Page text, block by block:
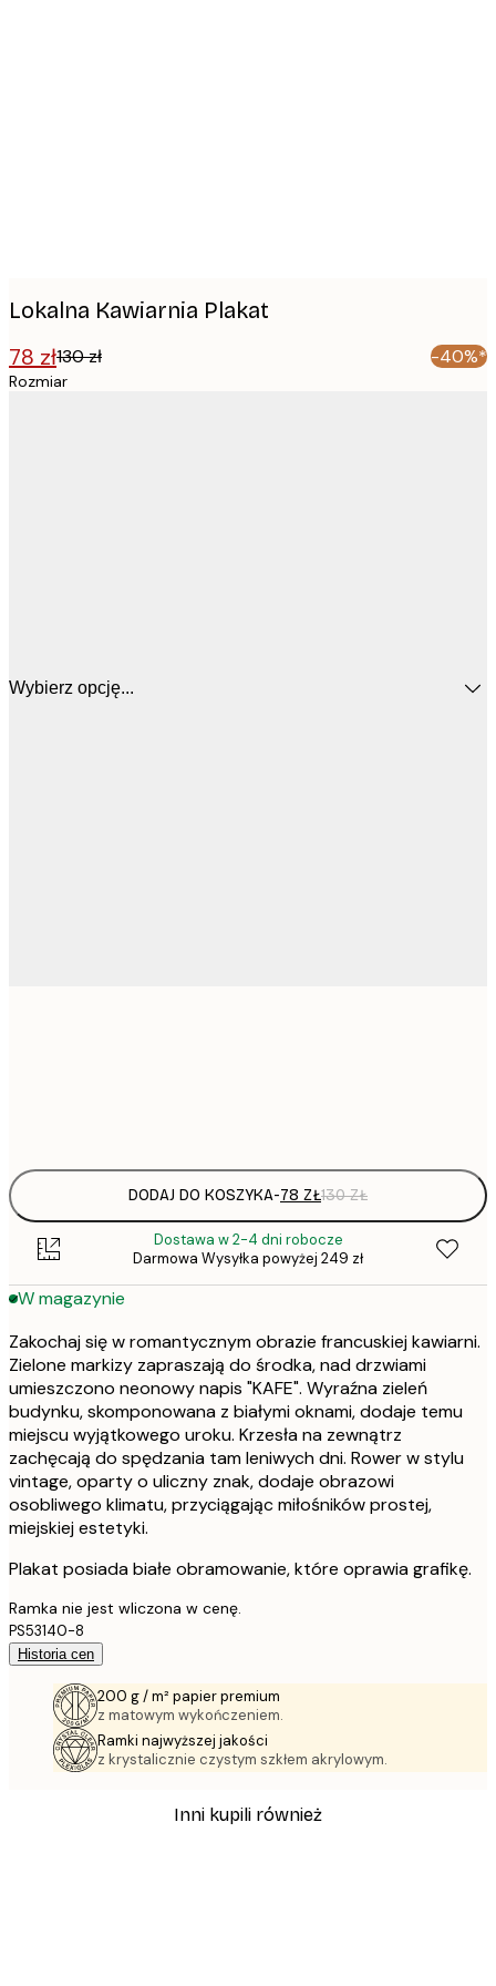
Lokalna Kawiarnia Plakat
78 zł130 zł -40%*
Rozmiar
Wybierz opcję...
DODAJ DO KOSZYKA-78 ZŁ130 ZŁ
Dostawa w 2-4 dni robocze
Darmowa Wysyłka powyżej 249 zł
W magazynie
Zakochaj się w romantycznym obrazie francuskiej kawiarni.
Zielone markizy zapraszają do środka, nad drzwiami
umieszczono neonowy napis "KAFE". Wyraźna zieleń
budynku, skomponowana z białymi oknami, dodaje temu
miejscu wyjątkowego uroku. Krzesła na zewnątrz
zachęcają do spędzania tam leniwych dni. Rower w stylu
vintage, oparty o uliczny znak, dodaje obrazowi
osobliwego klimatu, przyciągając miłośników prostej,
miejskiej estetyki.
Plakat posiada białe obramowanie, które oprawia grafikę.
Ramka nie jest wliczona w cenę.
PS53140-8
Historia cen
200 g / m² papier premium
z matowym wykończeniem.
Ramki najwyższej jakości
z krystalicznie czystym szkłem akrylowym.
Inni kupili również